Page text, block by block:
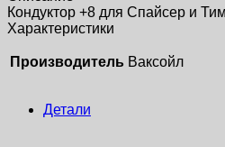
Кондуктор +8 для Спайсер и
Характеристики
Производитель Ваксойл
Детали